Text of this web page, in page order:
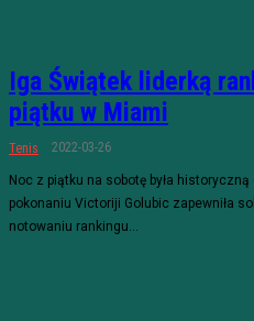
Iga Świątek liderką
piątku w Miami
Tenis 2022-03-26
Noc z piątku na sobotę była
pokonaniu Victoriji Golubic zapewniła
notowaniu rankingu...